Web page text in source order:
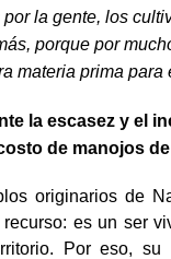
la gente, los
porque por
materia prima para
la escasez y el
de manojos
originarios de
es un ser
Por eso, su